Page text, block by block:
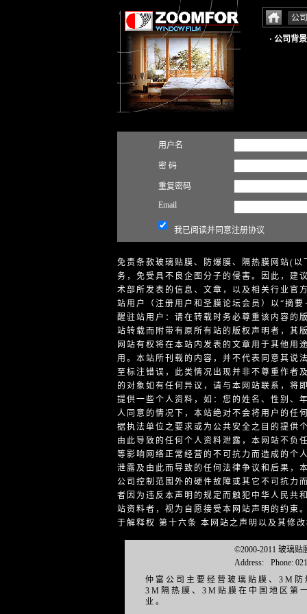
公
· 公司背景
用户名
密 码
重复密码
Email
我已阅读并同意注册协议
免责条款玻璃贴膜、防爆膜、隔热膜网站(
务，免受具不良企图分子的侵害。因此，建
术部所发表的信息、文章，以及相关行业官
站用户（注册用户和圣膜论坛会员）以“摘
醒驻站用户：请在转载时务必尊重该内容的
站转载而附带有原所有站的版权声明者，其
网站有权将在本站内发表的文章用于其他用
用。本站所刊载的内容，并不代表同意其说
至标注错误，此类情况出现并非不尊重作者
的对象如有任何异议，请与本网站联系，将
提供一些个人资料，如：您的姓名、性别、
人同意的情况下，本站绝对不会将用户的任
据执法单位之要求或为公共安全之目的提供
由此导致的任何个人资料泄露，本网站不负
等影响网络正常经营的不可抗力而造成的个
泄露及由此而导致的任何法律争议和后果，
公司控制范围外的硬件故障或其它不可抗力
者因为违反本声明的规定而触犯中华人民共
站资料者，视为自愿接受本网站声明的约束
于解释权 第十六条 本网站之声明以及其修
©2000-2011 玻璃贴
Address:
Phone:
仲富公司主要经营玻璃贴膜、3M
3M隔热膜、3M贴膜在中国地区第
业。